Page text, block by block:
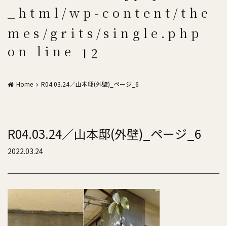
_html/wp-content/the
mes/grits/single.php
on line 12
Home R04.03.24／山本邸(外壁)_ページ_6
R04.03.24／山本邸(外壁)_ページ_6
2022.03.24